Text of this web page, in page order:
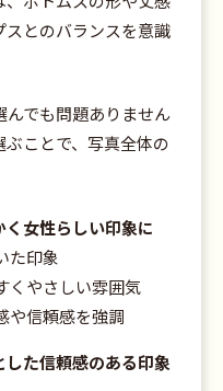
とのバランスを意識
でも問題ありません
ことで、写真全体の
女性らしい印象に
た印象
くやさしい雰囲気
や信頼感を強調
た信頼感のある印象